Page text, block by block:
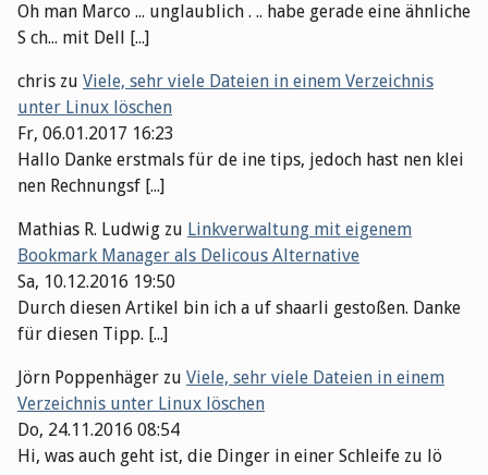
Oh man Marco ... unglaublich . .. habe gerade eine ähnliche
S ch... mit Dell [...]
chris zu Viele, sehr viele Dateien in einem Verzeichnis
unter Linux löschen
Fr, 06.01.2017 16:23
Hallo Danke erstmals für de ine tips, jedoch hast nen klei
nen Rechnungsf [...]
Mathias R. Ludwig zu Linkverwaltung mit eigenem
Bookmark Manager als Delicous Alternative
Sa, 10.12.2016 19:50
Durch diesen Artikel bin ich a uf shaarli gestoßen. Danke
für diesen Tipp. [...]
Jörn Poppenhäger zu Viele, sehr viele Dateien in einem
Verzeichnis unter Linux löschen
Do, 24.11.2016 08:54
Hi, was auch geht ist, die Dinger in einer Schleife zu lö